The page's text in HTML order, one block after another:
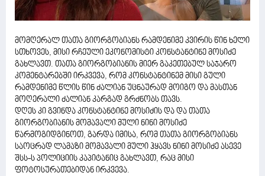
მომღერალ თათა გიორგობიანს რამდენიმე კვირის წინ ხელი
სთხოვეს, მისი რჩეული ეკონომისტი კონსტანტინე მოსიძე
გახლავთ. თათა გიორგობიანის მიერ გაკეთებულ საჯარო
კომენტარებში ირკვევა, რომ კონსტანტინემ მისი გული
რამდენიმე წლის წინ ძალიან უცნაურად მოიგო და მასთან
მოღერალი ძალიან კარგად გრძნობს თავს.
დღეს კი გვინდა კონსტანტინე მოსიძის და და თათა
გიორგობიანის მომავალი მული ნინი მოსიძე
წარმოგიდგინოთ, გარდა იმისა, რომ თათა გიორგობიანს
საოცრად ლამაზი მომავალი მული ჰყავს ნინი მოსიძე ასევე
შსს-ს პოლიციის კაპიტანიც გახლავთ, რაც მისი
ფოტოსურათებიდან ირკვევა.